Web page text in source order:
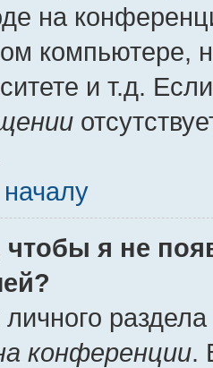
на
компьютере,
и т.д.
чтобы я не
личного
конференции.